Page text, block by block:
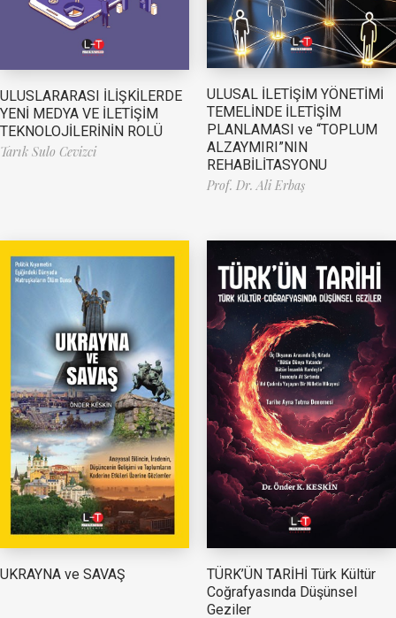
ULUSLARARASI İLİŞKİLERDE
YENİ MEDYA VE İLETİŞİM
TEKNOLOJİLERİNİN ROLÜ
Tarık Sulo Cevizci
ULUSAL İLETİŞİM YÖNETİMİ
TEMELİNDE İLETİŞİM
PLANLAMASI ve “TOPLUM
ALZAYMIRI”NIN
REHABİLİTASYONU
Prof. Dr. Ali Erbaş
UKRAYNA ve SAVAŞ
TÜRK’ÜN TARİHİ Türk Kültür
Coğrafyasında Düşünsel
Geziler